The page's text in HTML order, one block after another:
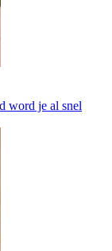
word je al snel